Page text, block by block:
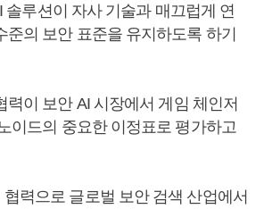
솔루션이 자사 기술과 매끄럽게 연
준의 보안 표준을 유지하도록 하기
력이 보안 AI 시장에서 게임 체인저
이드의 중요한 이정표로 평가하고
력으로 글로벌 보안 검색 산업에서